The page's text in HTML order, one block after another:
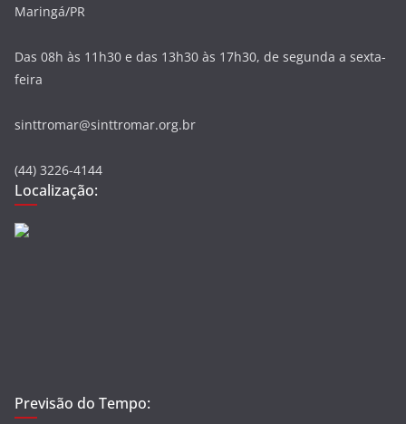
Maringá/PR
Das 08h às 11h30 e das 13h30 às 17h30, de segunda a sexta-
feira
sinttromar@sinttromar.org.br
(44) 3226-4144
Localização:
Previsão do Tempo: